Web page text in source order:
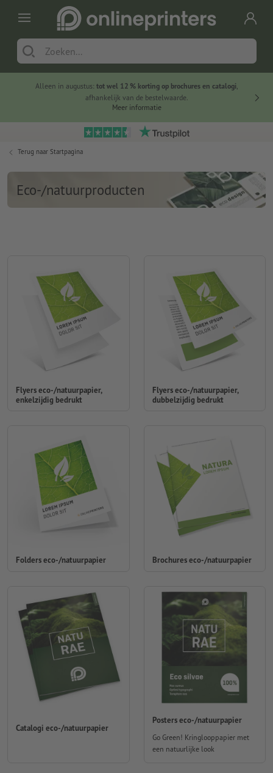
Alleen in augustus: tot wel 12 % korting op brochures en catalogi,
afhankelijk van de bestelwaarde.
Meer informatie
Terug naar Startpagina
Eco-/natuurproducten
Flyers eco-/natuurpapier,
enkelzijdig bedrukt
Flyers eco-/natuurpapier,
dubbelzijdig bedrukt
Folders eco-/natuurpapier Brochures eco-/natuurpapier
Catalogi eco-/natuurpapier
Posters eco-/natuurpapier
Go Green! Kringlooppapier met
een natuurlijke look